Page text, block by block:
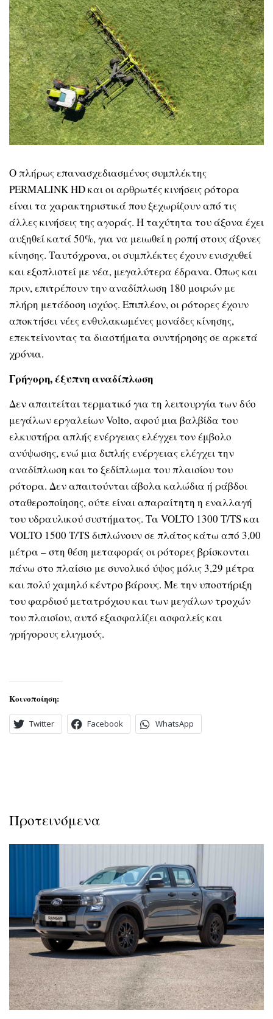
Ο πλήρως επανασχεδιασμένος συμπλέκτης
PERMALINK HD και οι αρθρωτές κινήσεις ρότορα
είναι τα χαρακτηριστικά που ξεχωρίζουν από τις
άλλες κινήσεις της αγοράς. Η ταχύτητα του άξονα έχει
αυξηθεί κατά 50%, για να μειωθεί η ροπή στους άξονες
κίνησης. Ταυτόχρονα, οι συμπλέκτες έχουν ενισχυθεί
και εξοπλιστεί με νέα, μεγαλύτερα έδρανα. Όπως και
πριν, επιτρέπουν την αναδίπλωση 180 μοιρών με
πλήρη μετάδοση ισχύος. Επιπλέον, οι ρότορες έχουν
αποκτήσει νέες ενθυλακωμένες μονάδες κίνησης,
επεκτείνοντας τα διαστήματα συντήρησης σε αρκετά
χρόνια.
Γρήγορη, έξυπνη αναδίπλωση
Δεν απαιτείται τερματικό για τη λειτουργία των δύο
μεγάλων εργαλείων Volto, αφού μια βαλβίδα του
ελκυστήρα απλής ενέργειας ελέγχει τον έμβολο
ανύψωσης, ενώ μια διπλής ενέργειας ελέγχει την
αναδίπλωση και το ξεδίπλωμα του πλαισίου του
ρότορα. Δεν απαιτούνται άβολα καλώδια ή ράβδοι
σταθεροποίησης, ούτε είναι απαραίτητη η εναλλαγή
του υδραυλικού συστήματος. Τα VOLTO 1300 T/TS και
VOLTO 1500 T/TS διπλώνουν σε πλάτος κάτω από 3,00
μέτρα – στη θέση μεταφοράς οι ρότορες βρίσκονται
πάνω στο πλαίσιο με συνολικό ύψος μόλις 3,29 μέτρα
και πολύ χαμηλό κέντρο βάρους. Με την υποστήριξη
του φαρδιού μετατρόχιου και των μεγάλων τροχών
του πλαισίου, αυτό εξασφαλίζει ασφαλείς και
γρήγορους ελιγμούς.
Κοινοποίηση:
Twitter Facebook WhatsApp
Προτεινόμενα